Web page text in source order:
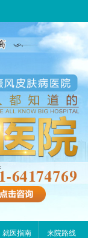
就医指南 来院路线